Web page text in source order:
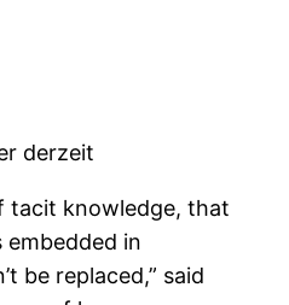
derzeit
tacit knowledge, that
in
be replaced,” said